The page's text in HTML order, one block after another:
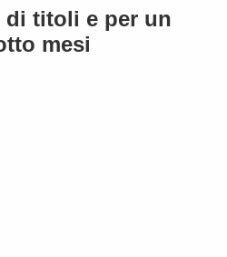
di titoli e per un
mesi